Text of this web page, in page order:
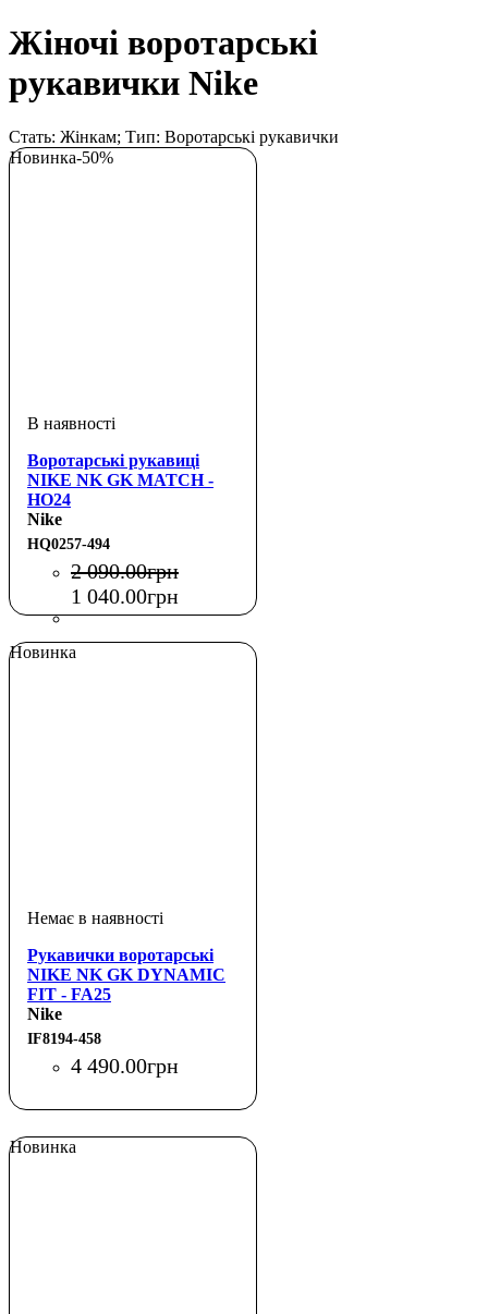
Жіночі воротарські
рукавички Nike
Стать: Жінкам; Тип: Воротарські рукавички
Новинка-50%
Воротарські рукавиці
NIKE NK GK MATCH -
HO24
Nike
HQ0257-494
2 090.00грн
1 040.00грн
Новинка
Рукавички воротарські
NIKE NK GK DYNAMIC
FIT - FA25
Nike
IF8194-458
4 490.00грн
Новинка